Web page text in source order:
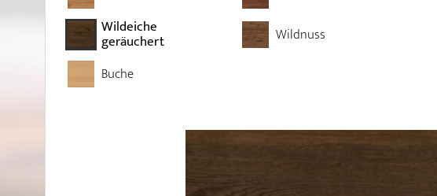
Wildeiche
geräuchert
Buche
Wildnuss